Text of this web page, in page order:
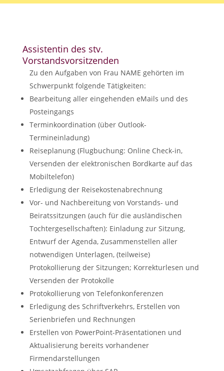
Assistentin des stv.
Vorstandsvorsitzenden
Zu den Aufgaben von Frau NAME gehörten im
Schwerpunkt folgende Tätigkeiten:
Bearbeitung aller eingehenden eMails und des
Posteingangs
Terminkoordination (über Outlook-
Termineinladung)
Reiseplanung (Flugbuchung: Online Check-in,
Versenden der elektronischen Bordkarte auf das
Mobiltelefon)
Erledigung der Reisekostenabrechnung
Vor- und Nachbereitung von Vorstands- und
Beiratssitzungen (auch für die ausländischen
Tochtergesellschaften): Einladung zur Sitzung,
Entwurf der Agenda, Zusammenstellen aller
notwendigen Unterlagen, (teilweise)
Protokollierung der Sitzungen; Korrekturlesen und
Versenden der Protokolle
Protokollierung von Telefonkonferenzen
Erledigung des Schriftverkehrs, Erstellen von
Serienbriefen und Rechnungen
Erstellen von PowerPoint-Präsentationen und
Aktualisierung bereits vorhandener
Firmendarstellungen